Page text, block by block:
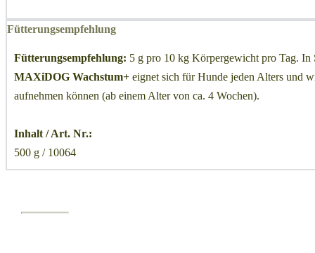
Fütterungsempfehlung
Fütterungsempfehlung: 5 g pro 10 kg Körpergewicht pro Tag. In
MAXiDOG Wachstum+ eignet sich für Hunde jeden Alters und
aufnehmen können (ab einem Alter von ca. 4 Wochen).
Inhalt / Art. Nr.:
500 g / 10064